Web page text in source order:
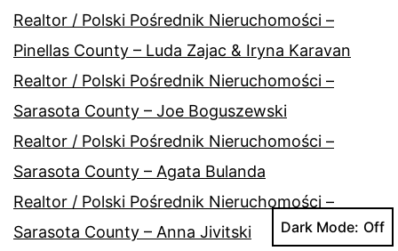
Realtor / Polski Pośrednik Nieruchomości –
Pinellas County – Luda Zajac & Iryna Karavan
Realtor / Polski Pośrednik Nieruchomości –
Sarasota County – Joe Boguszewski
Realtor / Polski Pośrednik Nieruchomości –
Sarasota County – Agata Bulanda
Realtor / Polski Pośrednik Nieruchomości –
Sarasota County – Anna Jivitski
Dark Mode: